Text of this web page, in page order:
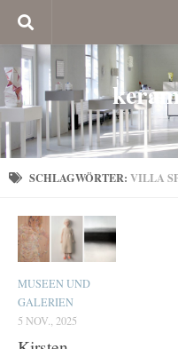
SCHLAGWÖRTER: VILLA
MUSEEN UND
GALERIEN
5 NOV., 2025